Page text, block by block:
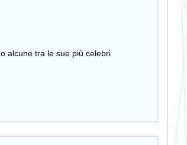
alcune tra le sue più celebri